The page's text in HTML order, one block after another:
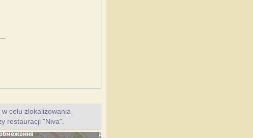
celu zlokalizowania
restauracji "Niva".